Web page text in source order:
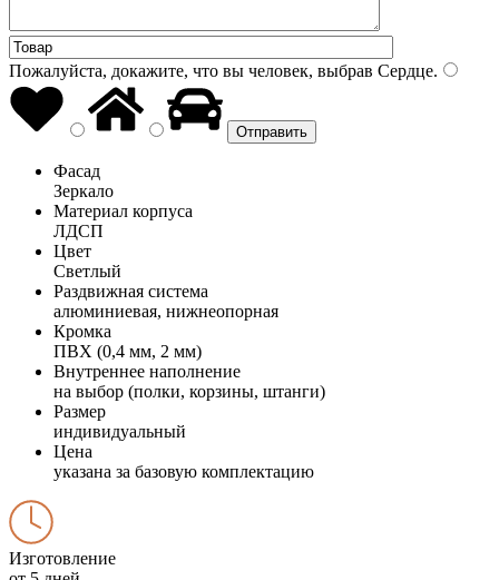
Пожалуйста, докажите, что вы человек, выбрав Сердце.
Фасад
Зеркало
Материал корпуса
ЛДСП
Цвет
Светлый
Раздвижная система
алюминиевая, нижнеопорная
Кромка
ПВХ (0,4 мм, 2 мм)
Внутреннее наполнение
на выбор (полки, корзины, штанги)
Размер
индивидуальный
Цена
указана за базовую комплектацию
Изготовление